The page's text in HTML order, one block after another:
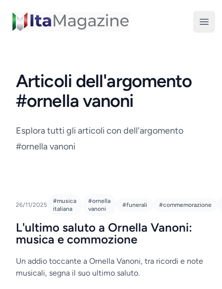
ItaMagazine
Articoli dell'argomento
#ornella vanoni
Esplora tutti gli articoli con dell'argomento
#ornella vanoni
26/11/2025
#musica
italiana
#ornella
vanoni
#funerali #commemorazione
L'ultimo saluto a Ornella Vanoni:
musica e commozione
Un addio toccante a Ornella Vanoni, tra ricordi e note
musicali, segna il suo ultimo saluto.